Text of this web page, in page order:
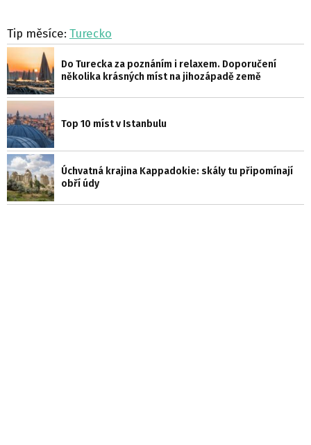
Tip měsíce: Turecko
Do Turecka za poznáním i relaxem. Doporučení
několika krásných míst na jihozápadě země
Top 10 míst v Istanbulu
Úchvatná krajina Kappadokie: skály tu připomínají
obří údy